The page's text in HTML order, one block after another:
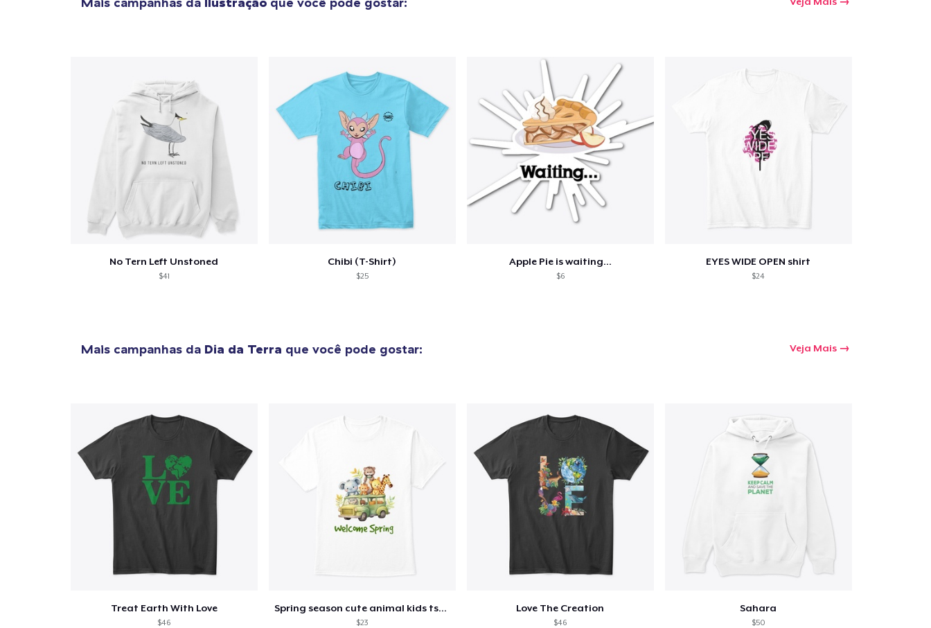
No Tern Left Unstoned
$41
Chibi (T-Shirt)
$25
Apple Pie is waiting...
$6
EYES WIDE OPEN shirt
$24
Mais campanhas da Dia da Terra que você pode gostar: Veja Mais
Treat Earth With Love
$46
Spring season cute animal kids tshirt
$23
Love The Creation
$46
Sahara
$50
artigo adicionado ao Ir para o carrinho
Qtd
Seguir para a Finalização da
Compra
Continuar Comprando